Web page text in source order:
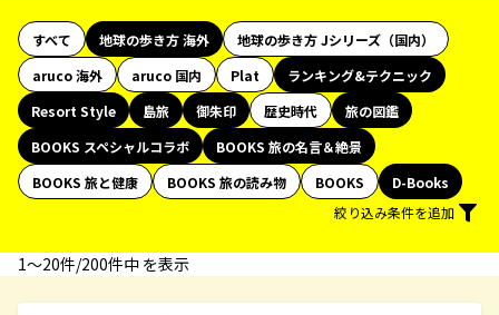
すべて 地球の歩き方 海外
地球の歩き方 Jシリーズ（国内）
aruco 海外
aruco 国内 Plat
ランキング&テクニック
Resort Style
島旅 御朱印 歴史時代
旅の図鑑
BOOKS スペシャルコラボ
BOOKS 旅の名言＆絶景
BOOKS 旅と健康
BOOKS 旅の読み物 BOOKS
D-Books
絞り込み条件を追加
1〜20件/200件中 を表示